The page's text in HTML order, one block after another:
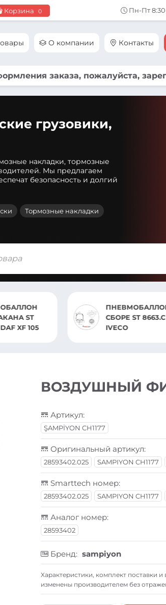
Корзина 0 Пн-Пт
О компании Контакты
заказа, пожалуйста,
грузовики,
накладки, тормозные
Мы предлагаем
безопасность и долгий
Тормозные накладки
В
ST 8663.CP
СБОРЕ ST
ВОЗДУШНЫЙ
Артикул:
ŞAMPİYON CH1177
Оригинальный артикул:
28593402.025 SAMPIYON CH1177
Smarttech номер:
28593402.025 SAMPIYON CH1177
Аналог номер:
28593402
Бренд: sampiyon
Xарактеристики, комплект поставки
изменены производителем без